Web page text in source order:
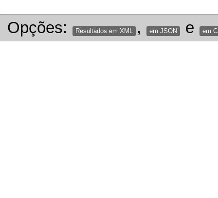
Opções: Resultados em XML , em JSON e em